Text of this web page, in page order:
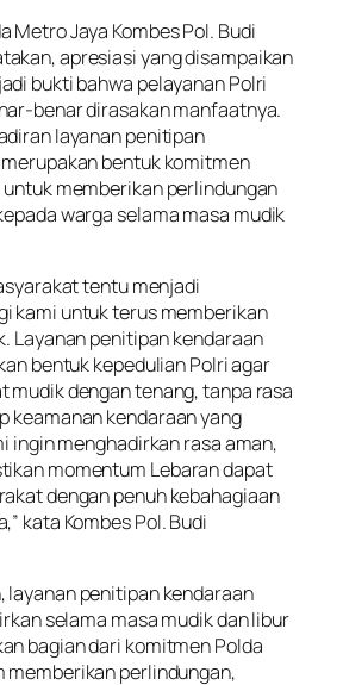
Metro Jaya Kombes Pol. Budi
apresiasi yang disampaikan
bukti bahwa pelayanan Polri
benar dirasakan manfaatnya.
layanan penitipan
bentuk komitmen
untuk memberikan perlindungan
warga selama masa mudik
tentu menjadi
kami untuk terus memberikan
Layanan penitipan kendaraan
bentuk kepedulian Polri agar
mudik dengan tenang, tanpa rasa
keamanan kendaraan yang
ingin menghadirkan rasa aman,
momentum Lebaran dapat
dengan penuh kebahagiaan
kata Kombes Pol. Budi
layanan penitipan kendaraan
selama masa mudik dan libur
bagian dari komitmen Polda
memberikan perlindungan,